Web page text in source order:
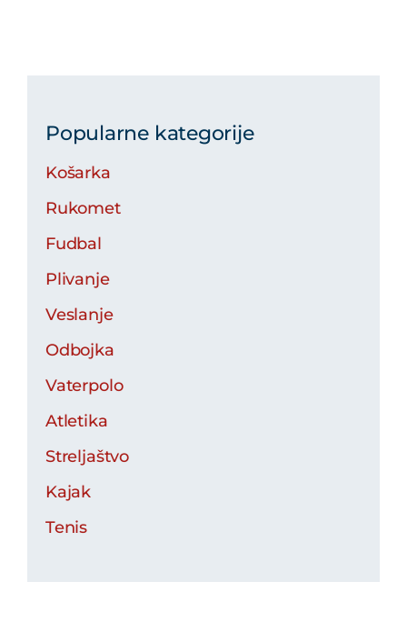
Popularne kategorije
Košarka
Rukomet
Fudbal
Plivanje
Veslanje
Odbojka
Vaterpolo
Atletika
Streljaštvo
Kajak
Tenis